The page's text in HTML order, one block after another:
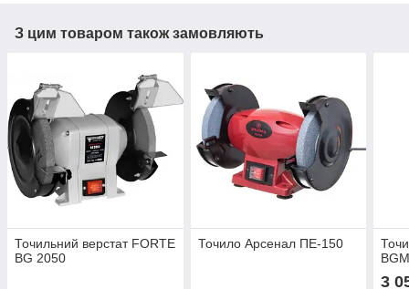
З цим товаром також замовляють
Точильний верстат FORTE
BG 2050
Точило Арсенал ПЕ-150
3